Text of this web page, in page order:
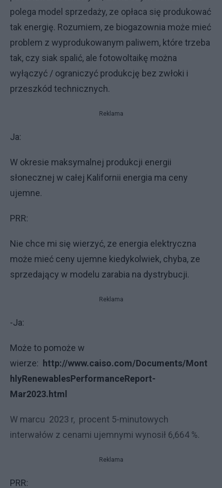
polega model sprzedaży, ze opłaca się produkować
tak energię. Rozumiem, ze biogazownia może mieć
problem z wyprodukowanym paliwem, które trzeba
tak, czy siak spalić, ale fotowoltaikę można
wyłączyć / ograniczyć produkcję bez zwłoki i
przeszkód technicznych.
Reklama
Ja:
W okresie maksymalnej produkcji energii
słonecznej w całej Kalifornii energia ma ceny
ujemne.
PRR:
Nie chce mi się wierzyć, ze energia elektryczna
może mieć ceny ujemne kiedykolwiek, chyba, ze
sprzedający w modelu zarabia na dystrybucji.
Reklama
-Ja:
Może to pomoże w
wierze: http://www.caiso.com/Documents/Mont
hlyRenewablesPerformanceReport-
Mar2023.html
W marcu 2023 r, procent 5-minutowych
interwałów z cenami ujemnymi wynosił 6,664 %.
Reklama
PRR: